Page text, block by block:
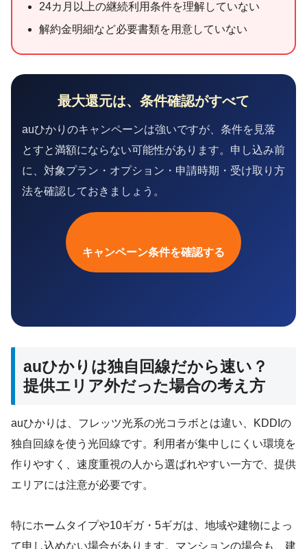
24カ月以上の継続利用条件を理解していない
解約金明細など必要書類を用意していない
最大還元は、条件確認がすべて
auひかりのキャンペーンは強いですが、条件を見落
とすと満額にならない可能性があります。申し込み前
に、対象プラン・オプション・申請時期・受け取り方
法を確認しておきましょう。
キャンペーン条件を確認する
auひかりは独自回線だから速い？
提供エリア外だった場合の考え方
auひかりは、フレッツ光系の光コラボとは違い、KDDIの
独自回線を使う光回線です。利用者が集中しにくい環境を
作りやすく、速度重視の人から選ばれやすい一方で、提供
エリアには注意が必要です。
特にホームタイプや10ギガ・5ギガは、地域や建物によっ
て申し込めない場合があります。マンションの場合も、建